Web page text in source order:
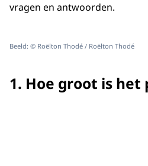
vragen en antwoorden.
Beeld: © Roëlton Thodé / Roëlton Thodé
1. Hoe groot is